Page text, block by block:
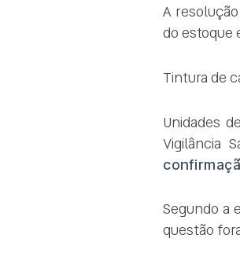
A
do estoque
Tintura de
Unidades
Vigilância
Segundo a
questão